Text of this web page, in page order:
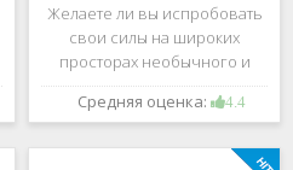
Желаете ли вы испробовать
свои силы на широких
просторах необычного и
удивительного мира,
который наполнен
Если да, тогда вам к нам. Игра,
Средняя оценка: 4.4